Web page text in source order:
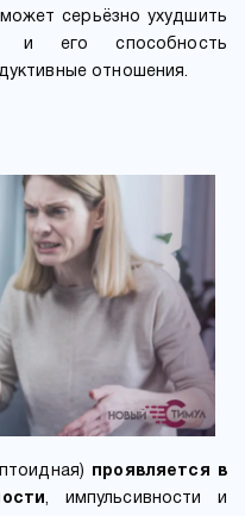
серьёзно ухудшить
и его способность
отношения.
проявляется в
, импульсивности и